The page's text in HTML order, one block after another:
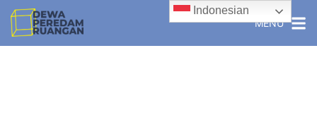
MENU
Indonesian